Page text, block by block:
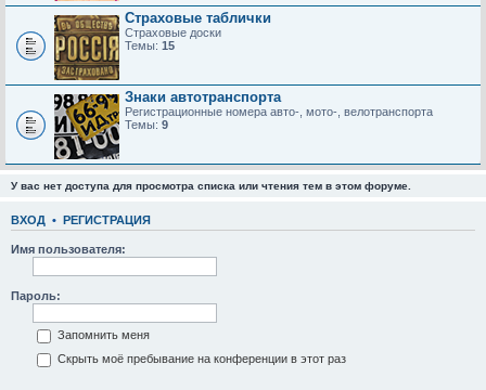
Страховые таблички
Страховые доски
Темы: 15
Знаки автотранспорта
Регистрационные номера авто-, мото-, велотранспорта
Темы: 9
У вас нет доступа для просмотра списка или чтения тем в этом форуме.
ВХОД • РЕГИСТРАЦИЯ
Имя пользователя:
Пароль:
Запомнить меня
Скрыть моё пребывание на конференции в этот раз